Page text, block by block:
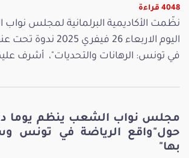
4048 قراءة
نظّمت الأكاديمية البرلمانية لمجلس
اليوم الاربعاء 26 فيفري
في تونس: الرهانات والتحديات"، أشرف
مجلس نواب الشعب ينظم يوما
حول"واقع الرياضة في تونس
بها"